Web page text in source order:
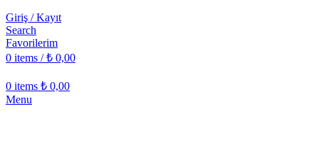
Giriş / Kayıt
Search
Favorilerim
0 items / ₺ 0,00
0 items ₺ 0,00
Menu